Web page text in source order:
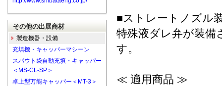
■ストレートノズル
特殊液ダレ弁が装備
す。
≪ 適用商品 ≫
その他の出展商材
製造機器・設備
充填機・キャッパーマシーン
スパウト袋自動充填・キャッパー
＜MS-CL-SP＞
卓上型万能キャッパー＜MT-3＞